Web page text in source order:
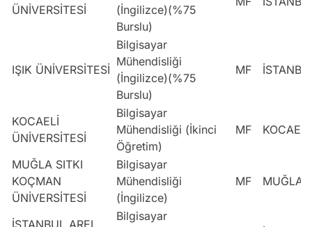
ÜNİVERSİTESİ
(İngilizce)(%75
Burslu)
IŞIK ÜNİVERSİTESİ
Bilgisayar
Mühendisliği
(İngilizce)(%75
Burslu)
MF
KOCAELİ
ÜNİVERSİTESİ
Bilgisayar
Mühendisliği (İkinci
Öğretim)
MF KOCAELİ
MUĞLA SITKI
KOÇMAN
ÜNİVERSİTESİ
Bilgisayar
Mühendisliği
(İngilizce)
MF MUĞLA
İSTANBUL AREL
Bilgisayar